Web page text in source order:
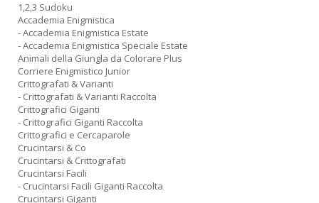
1,2,3 Sudoku
Accademia Enigmistica
- Accademia Enigmistica Estate
- Accademia Enigmistica Speciale Estate
Animali della Giungla da Colorare Plus
Corriere Enigmistico Junior
Crittografati & Varianti
- Crittografati & Varianti Raccolta
Crittografici Giganti
- Crittografici Giganti Raccolta
Crittografici e Cercaparole
Crucintarsi & Co
Crucintarsi & Crittografati
Crucintarsi Facili
- Crucintarsi Facili Giganti Raccolta
Crucintarsi Giganti